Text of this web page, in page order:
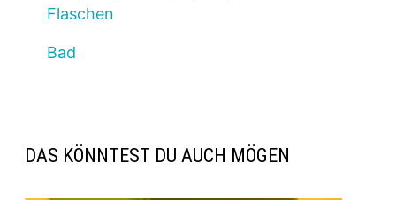
Flaschen
Bad
DAS KÖNNTEST DU AUCH MÖGEN